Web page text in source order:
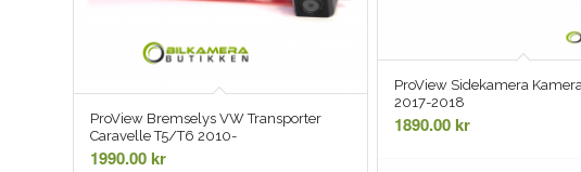
ProView Bremselys VW Transporter
Caravelle T5/T6 2010-
1990.00kr
ProView Sidekamera
2017-2018
1890.00kr